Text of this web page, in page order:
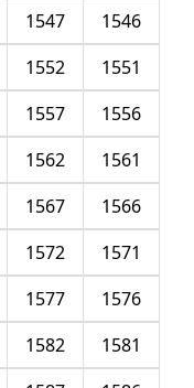
1546
1547
1551
1552
1556
1557
1561
1562
1566
1567
1571
1572
1576
1577
1581
1582